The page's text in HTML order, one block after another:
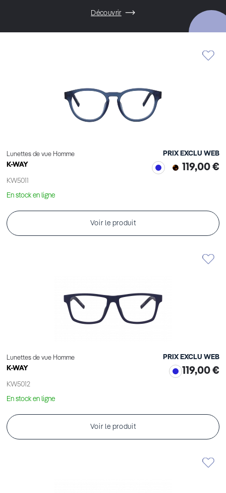
Découvrir
Lunettes de vue Homme
K-WAY
KW5011
PRIX EXCLU WEB
119,00 €
En stock en ligne
Voir le produit
Lunettes de vue Homme
K-WAY
KW5012
PRIX EXCLU WEB
119,00 €
En stock en ligne
Voir le produit